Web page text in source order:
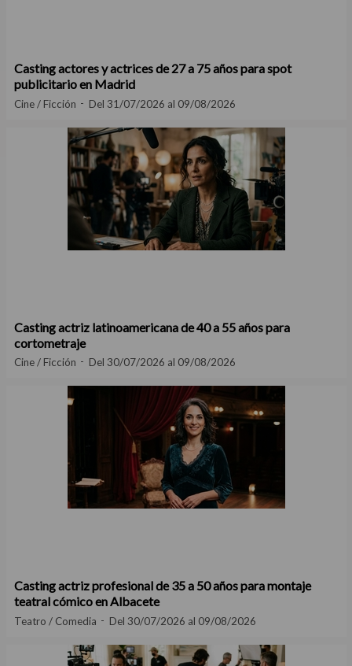
Casting actores y actrices de 27 a 75 años para spot
publicitario en Madrid
Cine / Ficción Del 31/07/2026 al 09/08/2026
Casting actriz latinoamericana de 40 a 55 años para
cortometraje
Cine / Ficción Del 30/07/2026 al 09/08/2026
Casting actriz profesional de 35 a 50 años para montaje
teatral cómico en Albacete
Teatro / Comedia Del 30/07/2026 al 09/08/2026